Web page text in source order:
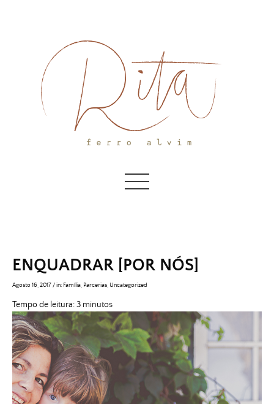
ENQUADRAR [POR NÓS]
Agosto 16, 2017/in: Família Parcerias Uncategorized
Tempo de leitura:3 minutos